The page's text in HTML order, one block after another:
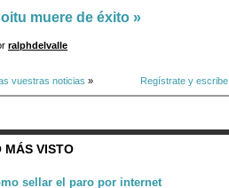
muere de éxito »
ralphdelvalle
vuestras noticias » Regístrate y escribe
MÁS VISTO
sellar el paro por internet